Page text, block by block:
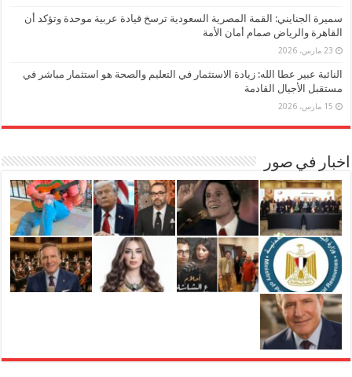
سميرة الجنايني: القمة المصرية السعودية ترسخ قيادة عربية موحدة وتؤكد أن
القاهرة والرياض صمام أمان الأمة
23 مارس، 2026
النائبة عبير عطا الله: زيادة الاستثمار في التعليم والصحة هو استثمار مباشر في
مستقبل الأجيال القادمة
15 مارس، 2026
اخبار في صور